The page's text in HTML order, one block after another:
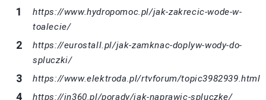
https://www.hydropomoc.pl/jak-zakrecic-wode-w-
toalecie/
https://eurostall.pl/jak-zamknac-doplyw-wody-do-
spluczki/
https://www.elektroda.pl/rtvforum/topic3982939.html
https://in360.pl/porady/jak-naprawic-spluczke/